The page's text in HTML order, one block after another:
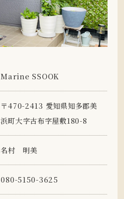
Marine SSOOK
〒470-2413 愛知県知多郡美
浜町大字古布字屋敷180-8
名村 明美
080-5150-3625